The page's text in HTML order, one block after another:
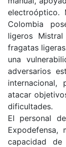
electroóptico.
Colombia
ligeros
fragatas
una
adversarios
atacar
dificultades.
El personal
Expodefensa,
capacidad